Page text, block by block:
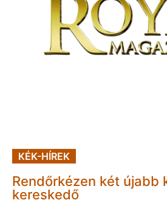
KÉK-HÍREK
Rendőrkézen két újabb
kereskedő